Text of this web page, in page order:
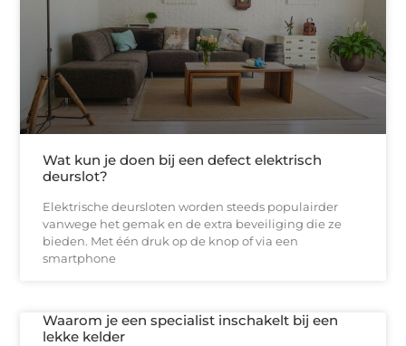
Wat kun je doen bij een defect elektrisch
deurslot?
Elektrische deursloten worden steeds populairder
vanwege het gemak en de extra beveiliging die ze
bieden. Met één druk op de knop of via een
smartphone
Waarom je een specialist inschakelt bij een
lekke kelder